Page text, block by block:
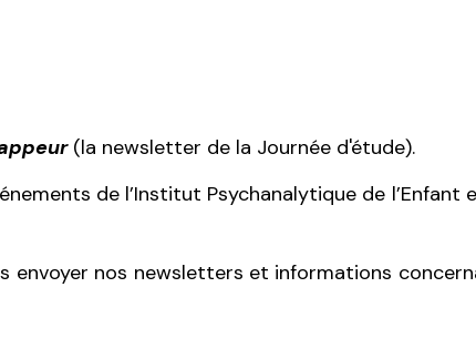
(la newsletter de la Journée d'étude).
de l’Institut Psychanalytique de l’Enfant
nos newsletters et informations